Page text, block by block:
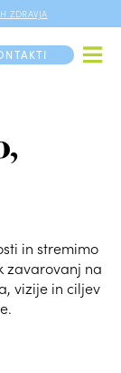
ZDRAVJA
in stremimo
zavarovanj na
vizije in ciljev